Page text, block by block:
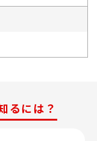
るには？